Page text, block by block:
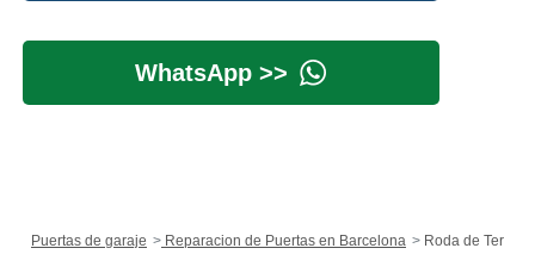
WhatsApp >>
Puertas de garaje Reparacion de Puertas en Barcelona Roda de Ter